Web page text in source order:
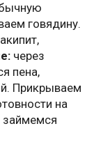
говядину.
через
пена,
Прикрываем
на